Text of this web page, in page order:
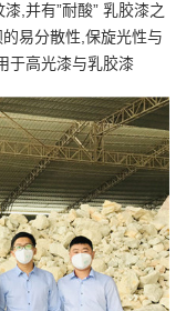
,并有”耐酸” 乳胶漆之
易分散性,保旋光性与
于高光漆与乳胶漆